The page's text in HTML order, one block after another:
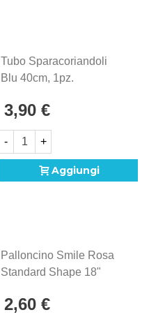
Tubo Sparacoriandoli
Blu 40cm, 1pz.
3,90 €
- +
Aggiungi
Palloncino Smile Rosa
Standard Shape 18"
2,60 €